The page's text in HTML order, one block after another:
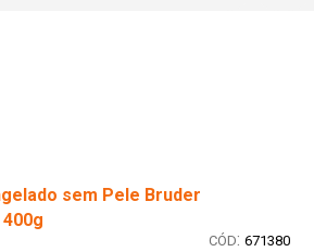
sem Pele Bruder
: 671380